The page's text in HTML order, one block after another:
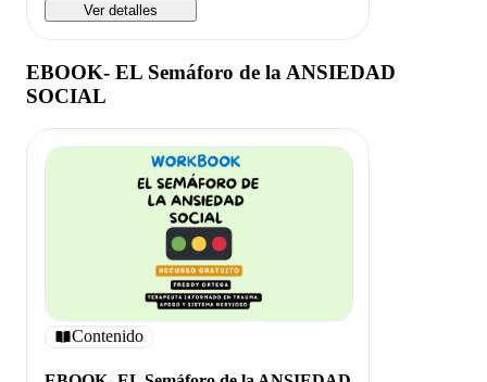
Ver detalles
EBOOK- EL Semáforo de la ANSIEDAD
SOCIAL
Contenido